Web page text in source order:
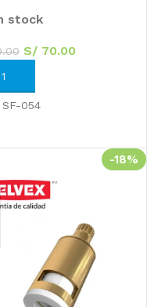
stock
S/70.00
AL CARRITO
SF-054
-18%